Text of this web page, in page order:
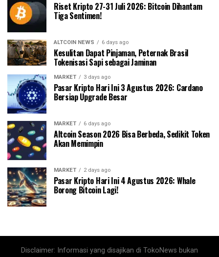
Riset Kripto 27-31 Juli 2026: Bitcoin Dihantam
Tiga Sentimen!
ALTCOIN NEWS 6 days ago
Kesulitan Dapat Pinjaman, Peternak Brasil
Tokenisasi Sapi sebagai Jaminan
MARKET 3 days ago
Pasar Kripto Hari Ini 3 Agustus 2026: Cardano
Bersiap Upgrade Besar
MARKET 6 days ago
Altcoin Season 2026 Bisa Berbeda, Sedikit Token
Akan Memimpin
MARKET 2 days ago
Pasar Kripto Hari Ini 4 Agustus 2026: Whale
Borong Bitcoin Lagi!
Disclaimer: Informasi yang disajikan di TokoNews bukan